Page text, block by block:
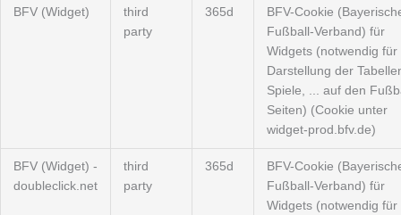
BFV (Widget)
third
party
365d
BFV-Cookie
Fußball-Verband) für
Widgets (notwendig für
Darstellung der
Spiele, ... auf den
Seiten) (Cookie unter
widget-prod.bfv.de)
BFV (Widget) -
doubleclick.net
third
party
365d
BFV-Cookie
Fußball-Verband) für
Widgets (notwendig für